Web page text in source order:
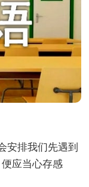
排我们先遇到
应当心存感